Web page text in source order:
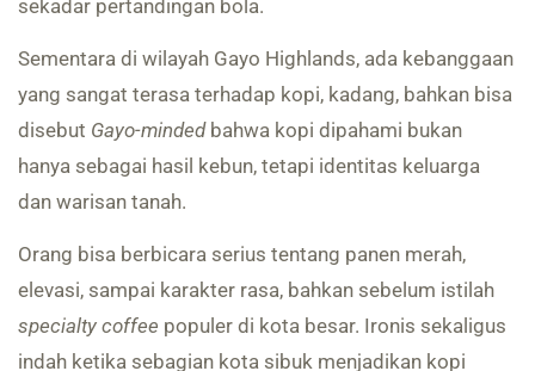
sekadar pertandingan bola.
Sementara di wilayah Gayo Highlands, ada kebanggaan
yang sangat terasa terhadap kopi, kadang, bahkan bisa
disebut Gayo-mindedbahwa kopi dipahami bukan
hanya sebagai hasil kebun, tetapi identitas keluarga
dan warisan tanah.
Orang bisa berbicara serius tentang panen merah,
elevasi, sampai karakter rasa, bahkan sebelum istilah
specialty coffee populer di kota besar. Ironis sekaligus
indah ketika sebagian kota sibuk menjadikan kopi